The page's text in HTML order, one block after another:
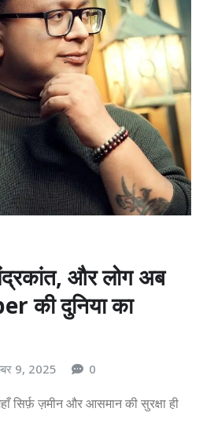
और लोग अब
की दुनिया का
9, 2025 0
सिर्फ़ ज़मीन और आसमान की सुरक्षा ही